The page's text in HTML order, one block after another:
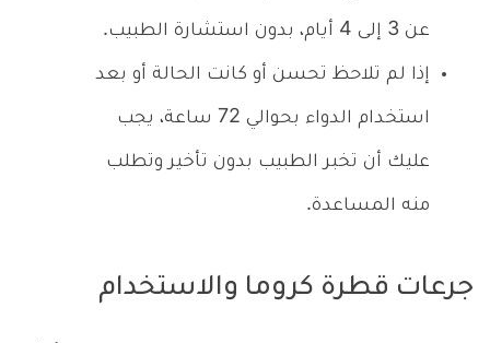
عن 3 إلى 4 أيام، بدون استشارة الطبيب.
إذا لم تلاحظ تحسن أو كانت الحالة أو بعد
استخدام الدواء بحوالي 72 ساعة، يجب
عليك أن تخبر الطبيب بدون تأخير وتطلب
منه المساعدة.
جرعات قطرة كروما والاستخدام